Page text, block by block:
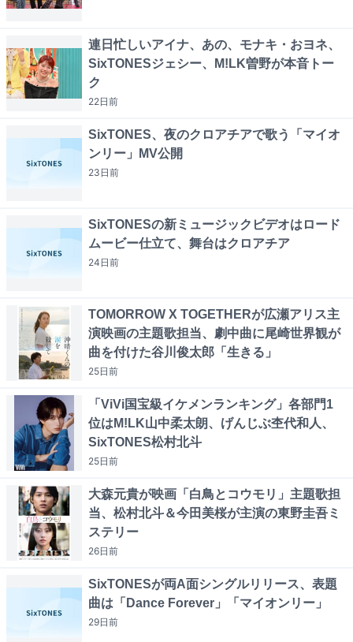
連日忙しいアイナ、あの、モナキ・おヨネ、
SixTONESジェシー、M!LK曽野が本音トー
ク
22日前
SixTONES、夜のクロアチアで歌う「マイオ
ンリー」MV公開
23日前
SixTONESの新ミュージックビデオはロード
ムービー仕立て、舞台はクロアチア
24日前
TOMORROW X TOGETHERが広瀬アリス主
演映画の主題歌担当、劇中曲に尾崎世界観が
曲を付けた谷川俊太郎「生きる」
25日前
「ViVi国宝級イケメンランキング」各部門1
位はM!LK山中柔太朗、げんじぶ杢代和人、
SixTONES松村北斗
25日前
大森元貴が映画「白鳥とコウモリ」主題歌担
当、松村北斗＆今田美桜が主演の東野圭吾ミ
ステリー
26日前
SixTONESが両A面シングルリリース、表題
曲は「Dance Forever」「マイオンリー」
29日前